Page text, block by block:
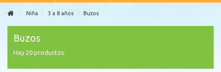
Niña 3 a 8 años Buzos
Buzos
Hay 20 productos.